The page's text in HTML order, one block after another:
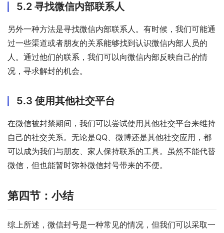
5.2 寻找微信内部联系人
另外一种方法是寻找微信内部联系人。有时候，我们可能通
过一些渠道或者朋友的关系能够找到认识微信内部人员的
人。通过他们的联系，我们可以向微信内部反映自己的情
况，寻求解封的机会。
5.3 使用其他社交平台
在微信被封禁期间，我们可以尝试使用其他社交平台来维持
自己的社交关系。无论是QQ、微博还是其他社交应用，都
可以成为我们与朋友、家人保持联系的工具。虽然不能代替
微信，但也能暂时弥补微信封号带来的不便。
第四节：小结
综上所述，微信封号是一种常见的情况，但我们可以采取一